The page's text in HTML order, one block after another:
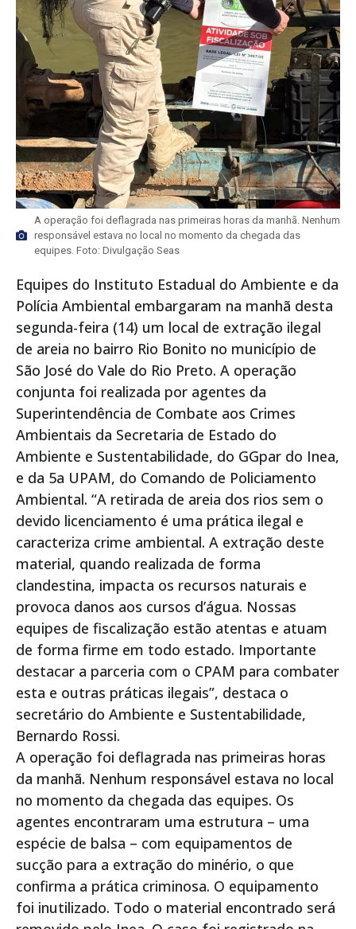
A operação foi deflagrada nas primeiras horas da manhã. Nenhum
responsável estava no local no momento da chegada das
equipes. Foto: Divulgação Seas
Equipes do Instituto Estadual do Ambiente e da
Polícia Ambiental embargaram na manhã desta
segunda-feira (14) um local de extração ilegal
de areia no bairro Rio Bonito no município de
São José do Vale do Rio Preto. A operação
conjunta foi realizada por agentes da
Superintendência de Combate aos Crimes
Ambientais da Secretaria de Estado do
Ambiente e Sustentabilidade, do GGpar do Inea,
e da 5a UPAM, do Comando de Policiamento
Ambiental. “A retirada de areia dos rios sem o
devido licenciamento é uma prática ilegal e
caracteriza crime ambiental. A extração deste
material, quando realizada de forma
clandestina, impacta os recursos naturais e
provoca danos aos cursos d’água. Nossas
equipes de fiscalização estão atentas e atuam
de forma firme em todo estado. Importante
destacar a parceria com o CPAM para combater
esta e outras práticas ilegais”, destaca o
secretário do Ambiente e Sustentabilidade,
Bernardo Rossi.
A operação foi deflagrada nas primeiras horas
da manhã. Nenhum responsável estava no local
no momento da chegada das equipes. Os
agentes encontraram uma estrutura – uma
espécie de balsa – com equipamentos de
sucção para a extração do minério, o que
confirma a prática criminosa. O equipamento
foi inutilizado. Todo o material encontrado será